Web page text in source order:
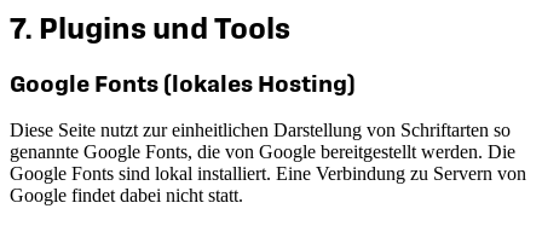
7. Plugins und Tools
Google Fonts (lokales Hosting)
Diese Seite nutzt zur einheitlichen Darstellung von Schriftarten so
genannte Google Fonts, die von Google bereitgestellt werden. Die
Google Fonts sind lokal installiert. Eine Verbindung zu Servern von
Google findet dabei nicht statt.